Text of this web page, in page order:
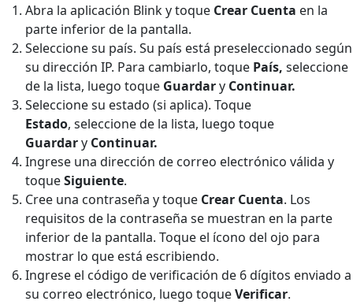
Abra la aplicación Blink y toque Crear Cuenta en la
parte inferior de la pantalla.
Seleccione su país. Su país está preseleccionado según
su dirección IP. Para cambiarlo, toque País, seleccione
de la lista, luego toque Guardary Continuar.
Seleccione su estado (si aplica). Toque
Estado, seleccione de la lista, luego toque
Guardary Continuar.
Ingrese una dirección de correo electrónico válida y
toqueSiguiente.
Cree una contraseña y toque Crear Cuenta. Los
requisitos de la contraseña se muestran en la parte
inferior de la pantalla. Toque el ícono del ojo para
mostrar lo que está escribiendo.
Ingrese el código de verificación de 6 dígitos enviado a
su correo electrónico, luego toqueVerificar.